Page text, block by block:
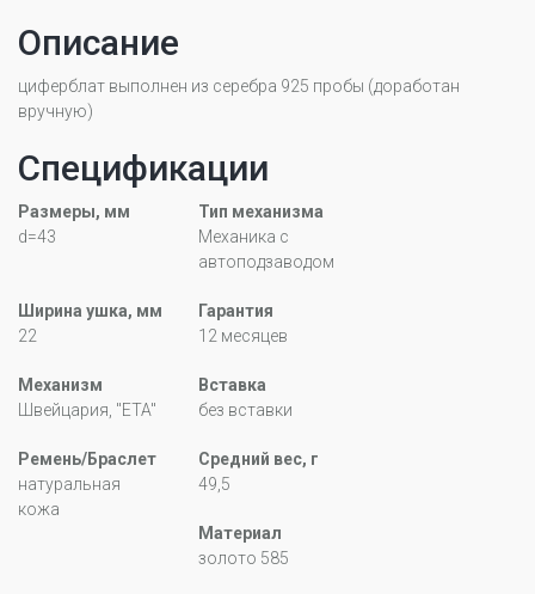
Описание
циферблат выполнен из серебра 925 пробы (доработан
вручную)
Спецификации
Размеры, мм
d=43
Тип механизма
Механика с
автоподзаводом
Ширина ушка, мм
22
Гарантия
12 месяцев
Механизм
Швейцария, "ETA"
Вставка
без вставки
Ремень/Браслет
натуральная
кожа
Средний вес, г
49,5
Материал
золото 585